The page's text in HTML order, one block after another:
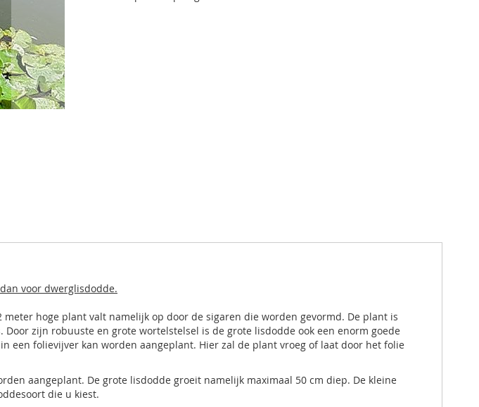
voor dwerglisdodde.
hoge plant valt namelijk op door de sigaren die worden gevormd. De plant is
zijn robuuste en grote wortelstelsel is de grote lisdodde ook een enorm goede
een folievijver kan worden aangeplant. Hier zal de plant vroeg of laat door het folie
aangeplant. De grote lisdodde groeit namelijk maximaal 50 cm diep. De kleine
die u kiest.